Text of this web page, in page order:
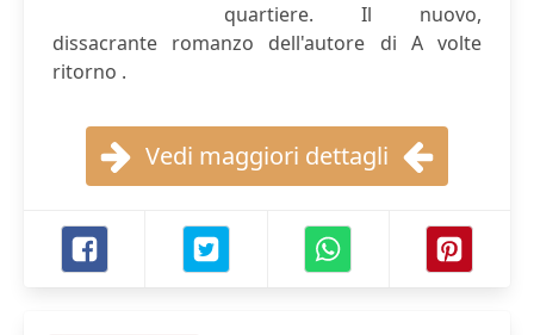
quartiere. Il nuovo,
dissacrante romanzo dell'autore di A volte
ritorno .
Vedi maggiori dettagli